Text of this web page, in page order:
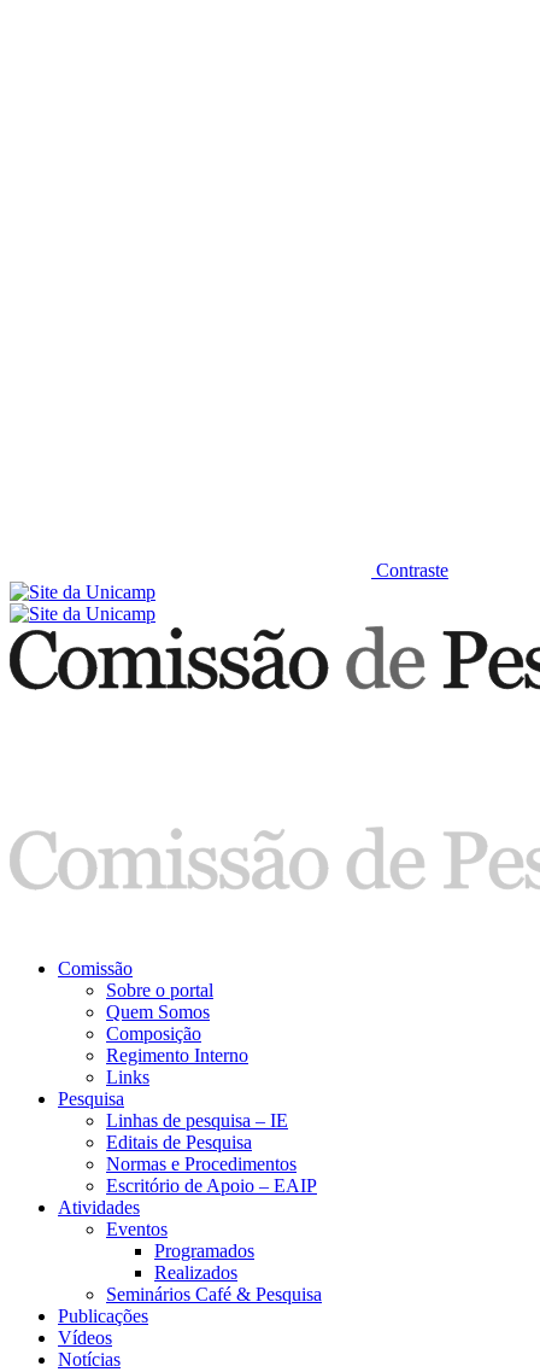
Contraste
Comissão
Sobre o portal
Quem Somos
Composição
Regimento Interno
Links
Pesquisa
Linhas de pesquisa – IE
Editais de Pesquisa
Normas e Procedimentos
Escritório de Apoio – EAIP
Atividades
Eventos
Programados
Realizados
Seminários Café & Pesquisa
Publicações
Vídeos
Notícias